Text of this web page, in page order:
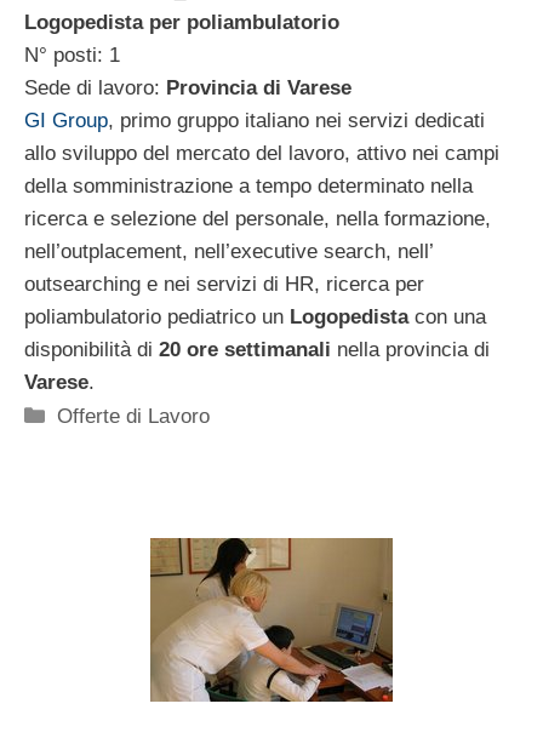
Logopedista per poliambulatorio
N° posti: 1
Sede di lavoro: Provincia di Varese
GI Group, primo gruppo italiano nei servizi dedicati
allo sviluppo del mercato del lavoro, attivo nei campi
della somministrazione a tempo determinato nella
ricerca e selezione del personale, nella formazione,
nell’outplacement, nell’executive search, nell’
outsearching e nei servizi di HR, ricerca per
poliambulatorio pediatrico un Logopedistacon una
disponibilità di 20 ore settimanali nella provincia di
Varese.
Categorie
Offerte di Lavoro